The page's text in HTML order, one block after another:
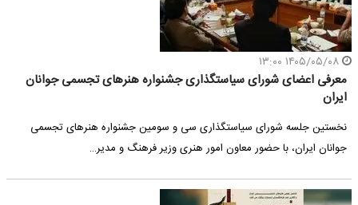
معرفی اعضای شورای سیاستگذاری جشنواره هنرهای تجسمی جوانان
ایران
نخستین جلسه شورای سیاستگذاری سی و سومین جشنواره هنرهای تجسمی
جوانان ایران، با حضور معاون امور هنری وزیر فرهنگ و مدیر…